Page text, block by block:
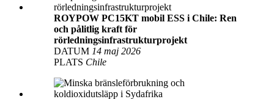
ROYPOW PC15KT mobil ESS i Chile: Ren
och pålitlig kraft för
rörledningsinfrastrukturprojekt
DATUM 14 maj 2026
PLATS Chile